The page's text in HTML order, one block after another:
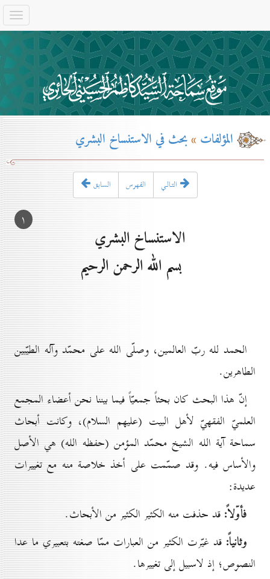
المؤلفات»بحث في الاستنساخ البشري
السابق الفهرس التـالـي
۱
الاستنساخ البشري
بسم الله الرحمن الرحيم
الحمد لله ربّ العالمين، وصلّى الله على محمّد وآله الطيّبين
الطاهرين.
إنّ هذا البحث كان بحثاً جمعيّاً فيما بيننا نحن أعضاء المجمع
العلميّ الفقهيّ لأهل البيت (عليهم السلام)، وكانت أبحاث
سماحة آية الله الشيخ محمّد المؤمن (حفظه الله) هي الأصل
والأساس فيه. وقد صمّمت على أخذ خلاصة منه مع تغييرات
عديدة:
فأوّلاً: قد حذفت منه الكثير الكثير من الأبحاث.
وثانياً: قد غيّرت الكثير من العبارات ممّا صغته بتعبيري ما عدا
النصوص؛ إذ لاسبيل إلى تغييرها.